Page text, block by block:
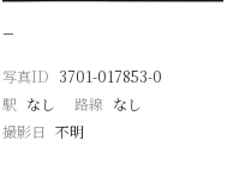
−
写真ID 3701-017853-0
駅 なし 路線 なし
撮影日 不明